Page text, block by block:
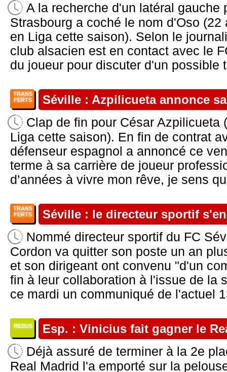
A la recherche d'un latéral gauche
Strasbourg a coché le nom d'Oso
en Liga cette saison). Selon le
club alsacien est en contact avec le
du joueur pour discuter d'un possible
TRANS
FERTS
Séville : Azpilicueta annonce
Clap de fin pour César Azpilicueta
Liga cette saison). En fin de contrat
défenseur espagnol a annoncé ce
terme à sa carrière de joueur
d’années à vivre mon rêve, je sens
TRANS
FERTS
Séville : le directeur sportif
Nommé directeur sportif du FC
Cordon va quitter son poste un an
et son dirigeant ont convenu "d'un
fin à leur collaboration à l'issue de la
ce mardi un communiqué de l'actuel
RESUS Esp. : Vinicius fait gagner le
Déjà assuré de terminer à la 2e
Real Madrid l'a emporté sur la